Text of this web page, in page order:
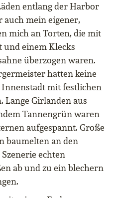
entlang der Harbor
auch mein eigener,
mich an Torten, die mit
einem Klecks
überzogen waren.
hatten keine
Innenstadt mit festlichen
Lange Girlanden aus
Tannengrün waren
aufgespannt. Große
baumelten an den
echten
ab und zu ein blechern